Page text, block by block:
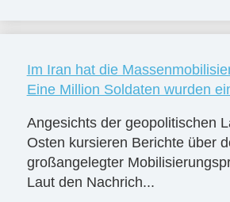
Im Iran hat die
Eine Million Soldaten wurden
Angesichts der geopolitischen
Osten kursieren Berichte über
großangelegter
Laut den Nachrich...